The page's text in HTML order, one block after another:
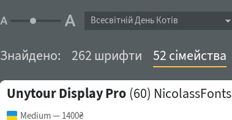
Всесвітній День Котів
Знайдено: 262 шрифти 52 сімейства
Unytour Display Pro (60) NicolassFonts
Medium— 1400₴